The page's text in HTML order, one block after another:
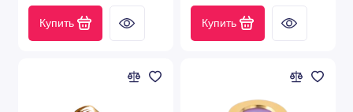
Комплектующие для CO2 лазера
Купить Купить